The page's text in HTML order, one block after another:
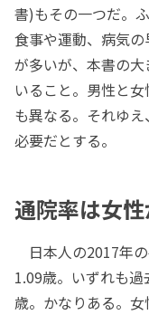
書)もその一つだ。
食事や運動、病気
が多いが、本書の
いること。男性と
も異なる。それゆ
必要だとする。
通院率は女
日本人の2017年
1.09歳。いずれも
歳。かなりある。